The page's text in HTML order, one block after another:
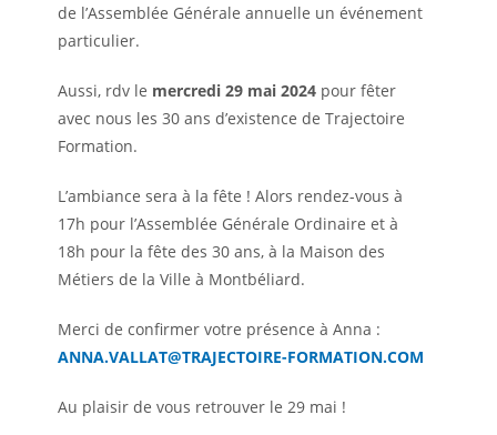
de l’Assemblée Générale annuelle un événement
particulier.
Aussi, rdv le mercredi 29 mai 2024pour fêter
avec nous les 30 ans d’existence de Trajectoire
Formation.
L’ambiance sera à la fête ! Alors rendez-vous à
17h pour l’Assemblée Générale Ordinaire et à
18h pour la fête des 30 ans, à la Maison des
Métiers de la Ville à Montbéliard.
Merci de confirmer votre présence à Anna :
ANNA.VALLAT@TRAJECTOIRE-FORMATION.COM
Au plaisir de vous retrouver le 29 mai !